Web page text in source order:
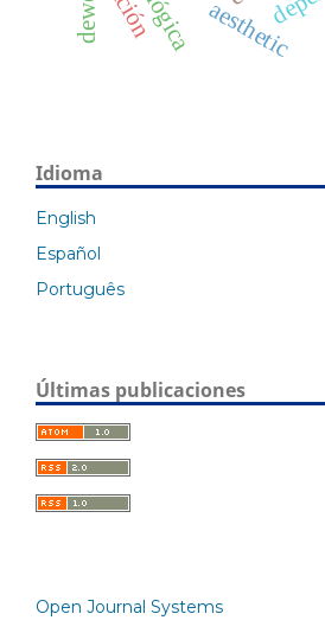
aesthetic
Idioma
English
Español
Português
Últimas publicaciones
Open Journal Systems